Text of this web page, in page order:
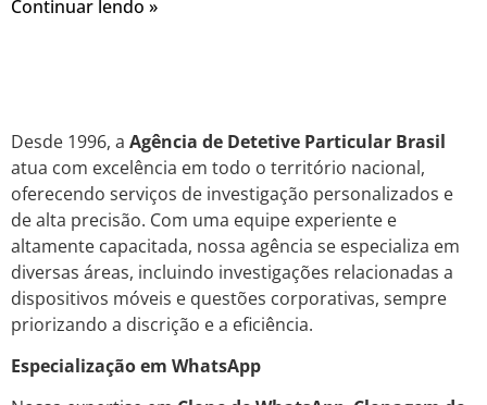
Continuar lendo »
Desde 1996, a Agência de Detetive Particular Brasil
atua com excelência em todo o território nacional,
oferecendo serviços de investigação personalizados e
de alta precisão. Com uma equipe experiente e
altamente capacitada, nossa agência se especializa em
diversas áreas, incluindo investigações relacionadas a
dispositivos móveis e questões corporativas, sempre
priorizando a discrição e a eficiência.
Especialização em WhatsApp